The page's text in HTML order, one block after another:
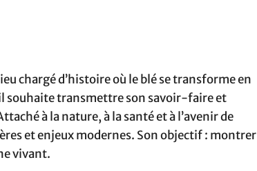
chargé d’histoire où le blé se transforme en
souhaite transmettre son savoir-faire et
à la nature, à la santé et à l’avenir de
et enjeux modernes. Son objectif : montrer
vivant.